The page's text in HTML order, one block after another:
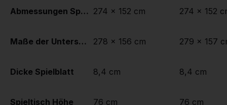
Abmessungen Spielplatte (L x B)
Maße der Unterseite des Spielbretts
Dicke Spielblatt
Spieltisch Höhe
274 x 152 cm
278 x 156 cm
8,4 cm
76 cm
274 x 152
279 x 157
8,4 cm
76 cm